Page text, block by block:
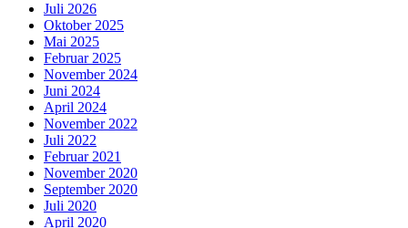
Juli 2026
Oktober 2025
Mai 2025
Februar 2025
November 2024
Juni 2024
April 2024
November 2022
Juli 2022
Februar 2021
November 2020
September 2020
Juli 2020
April 2020